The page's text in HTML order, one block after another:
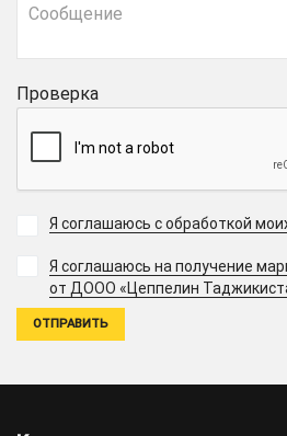
Проверка
Я соглашаюсь с обработкой
Я соглашаюсь на получение
от ДООО «Цеппелин